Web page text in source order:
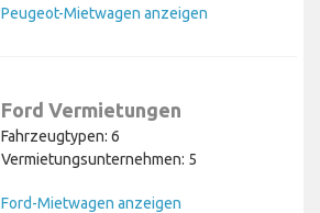
Peugeot-Mietwagen anzeigen
Ford Vermietungen
Fahrzeugtypen: 6
Vermietungsunternehmen: 5
Ford-Mietwagen anzeigen